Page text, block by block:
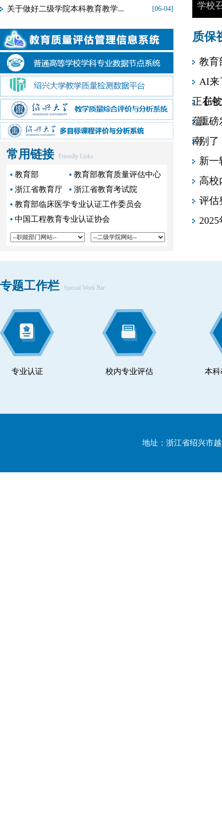
关于做好二级学院本科教育教学... [06-04] 以审
常用链接 Friendly Links
教育部
教育部教育质量评估中心
浙江省教育厅
浙江省教育考试院
教育部临床医学专业认证工作委员会
中国工程教育专业认证协会
质保
教育
AI来
正在
【论
蕴...
重磅
南别了
新一
高校
评估
专题工作栏 Special Work Bar
专业认证 校内专业评估 本
地址：浙江省绍兴市